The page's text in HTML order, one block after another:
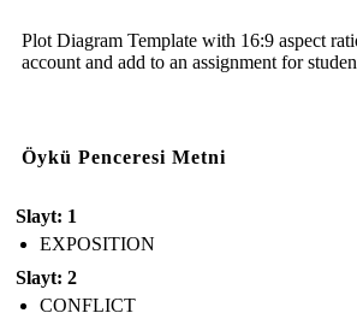
Plot Diagram Template with 16:9 aspect
account and add to an assignment for
Öykü Penceresi Metni
Slayt: 1
EXPOSITION
Slayt: 2
CONFLICT